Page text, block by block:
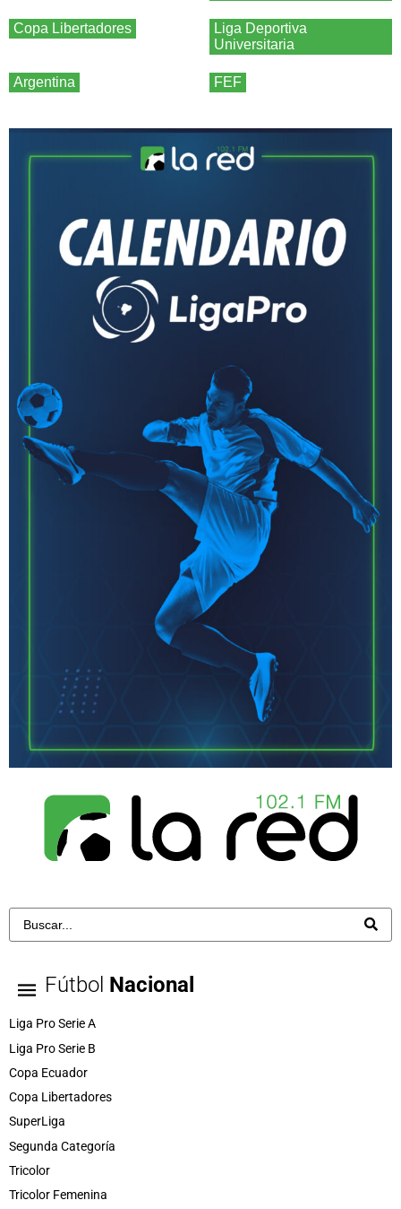
Copa Libertadores
Liga Deportiva
Universitaria
Argentina FEF
Fútbol Nacional
Liga Pro Serie A
Liga Pro Serie B
Copa Ecuador
Copa Libertadores
SuperLiga
Segunda Categoría
Tricolor
Tricolor Femenina